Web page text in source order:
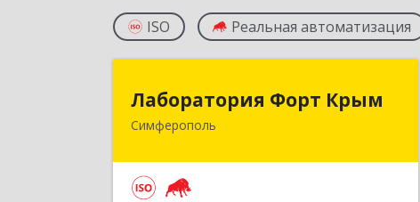
ISO Реальная автоматизация
Лаборатория Форт Крым
Симферополь
Лаборатория Форт Крым
295034, Крым Респ, Симферополь г,